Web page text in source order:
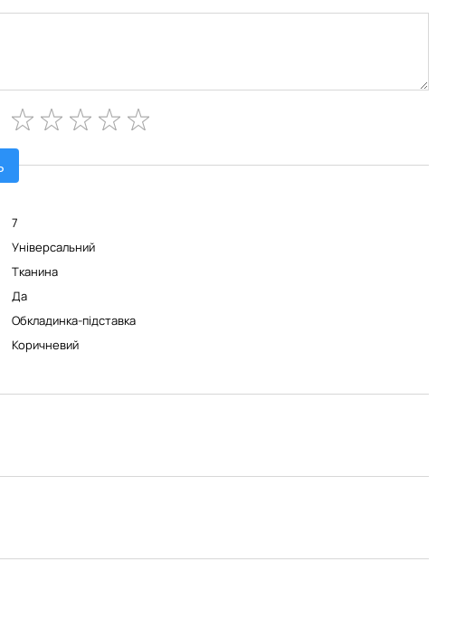
7
Універсальний
Тканина
Да
Обкладинка-підставка
Коричневий